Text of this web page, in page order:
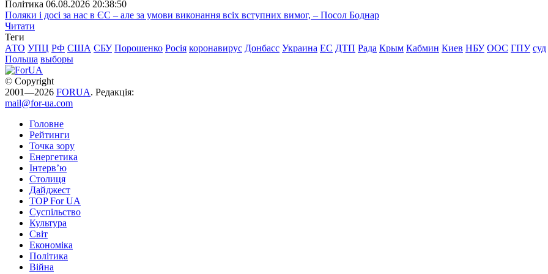
Полiтика 06.08.2026 20:38:50
Поляки і досі за нас в ЄС – але за умови виконання всіх вступних вимог, – Посол Боднар
Читати
Теги
АТО УПЦ РФ США СБУ Порошенко Росія коронавирус Донбасс Украина ЕС ДТП Рада Крым Кабмин Киев НБУ ООС ГПУ суд
Польша выборы
© Copyright
2001—2026 FORUA. Редакція:
mail@for-ua.com
Головне
Рейтинги
Точка зору
Енергетика
Інтерв’ю
Столиця
Дайджест
TOP For UA
Суспiльство
Культура
Світ
Економіка
Політика
Війна